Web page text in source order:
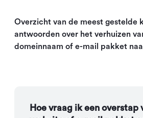
Overzicht van de meest gestelde
antwoorden over het verhuizen
domeinnaam of e-mail pakket
Hoe vraag ik een overstap